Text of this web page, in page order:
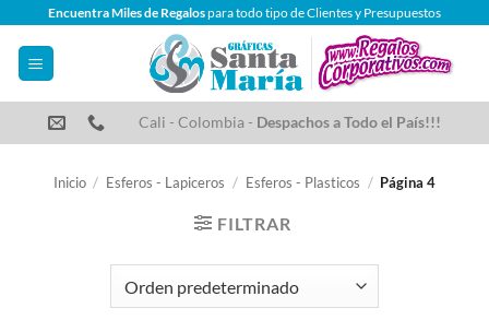
contenido
Encuentra Miles de Regalospara todo tipo de Clientes y Presupuestos
Cali - Colombia - Despachos a Todo el País!!!
Inicio / Esferos - Lapiceros / Esferos - Plasticos / Página 4
FILTRAR